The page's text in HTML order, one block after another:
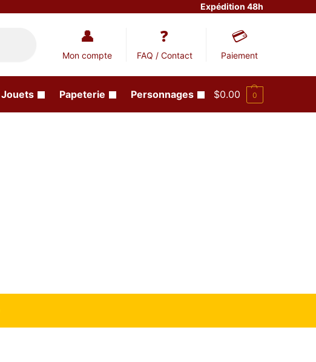
Expédition 48h
Mon compte FAQ / Contact Paiement
Jouets Papeterie Personnages $0.00 0